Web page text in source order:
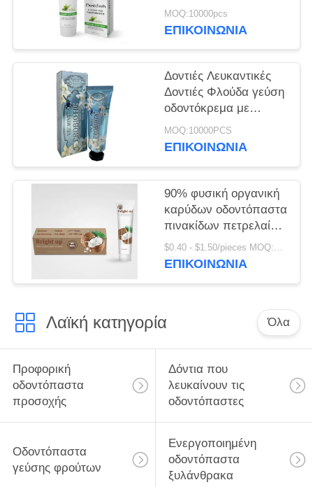
επαγγελματική
στοματική φροντίδα μη
MOQ:10000pcs
ΕΠΙΚΟΙΝΩΝΊΑ
Δοντιές Λευκαντικές
Δοντιές Φλούδα γεύση
οδοντόκρεμα με
Σορμπιτόλη Σιλικόλη
400g λευκό χαρτί
MOQ:10000PCS
ΕΠΙΚΟΙΝΩΝΊΑ
90% φυσική οργανική
καρύδων οδοντόπαστα
πινακίδων πετρελαίου
αντι οδοντική
$0.40 - $1.50/pieces MOQ:240 κομμάτια
ΕΠΙΚΟΙΝΩΝΊΑ
Λαϊκή κατηγορία Όλα
Προφορική
οδοντόπαστα
προσοχής
Δόντια που
λευκαίνουν τις
οδοντόπαστες
Οδοντόπαστα
γεύσης φρούτων
Ενεργοποιημένη
οδοντόπαστα
ξυλάνθρακα